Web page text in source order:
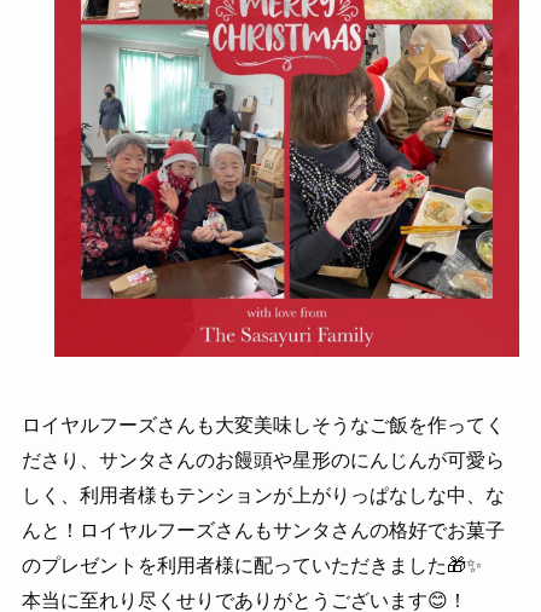
ロイヤルフーズさんも大変美味しそうなご飯を作ってく
ださり、サンタさんのお饅頭や星形のにんじんが可愛ら
しく、利用者様もテンションが上がりっぱなしな中、な
んと！ロイヤルフーズさんもサンタさんの格好でお菓子
のプレゼントを利用者様に配っていただきました🎁✨
本当に至れり尽くせりでありがとうございます😊！